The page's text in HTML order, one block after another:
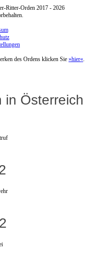
Ritter-Orden 2017 - 2026
des Ordens klicken Sie »hier«.
in Österreich